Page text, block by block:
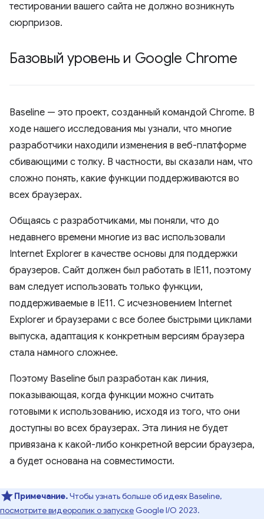
тестировании вашего сайта не должно возникнуть
сюрпризов.
Базовый уровень и Google Chrome
Baseline — это проект, созданный командой Chrome. В
ходе нашего исследования мы узнали, что многие
разработчики находили изменения в веб-платформе
сбивающими с толку. В частности, вы сказали нам, что
сложно понять, какие функции поддерживаются во
всех браузерах.
Общаясь с разработчиками, мы поняли, что до
недавнего времени многие из вас использовали
Internet Explorer в качестве основы для поддержки
браузеров. Сайт должен был работать в IE11, поэтому
вам следует использовать только функции,
поддерживаемые в IE11. С исчезновением Internet
Explorer и браузерами с все более быстрыми циклами
выпуска, адаптация к конкретным версиям браузера
стала намного сложнее.
Поэтому Baseline был разработан как линия,
показывающая, когда функции можно считать
готовыми к использованию, исходя из того, что они
доступны во всех браузерах. Эта линия не будет
привязана к какой-либо конкретной версии браузера,
а будет основана на совместимости.
Примечание.Чтобы узнать больше об идеях Baseline,
посмотрите видеоролик о запуске Google I/O 2023.